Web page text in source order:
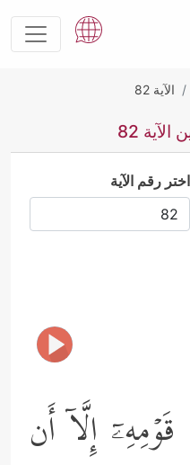
الآية 82
82
اختر رقم الآية
إِلَّاۤ أَن